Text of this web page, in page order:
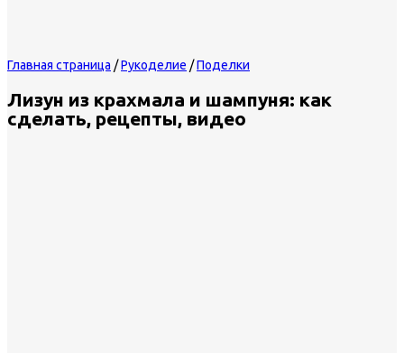
Главная страница /Рукоделие /Поделки
Лизун из крахмала и шампуня: как
сделать, рецепты, видео